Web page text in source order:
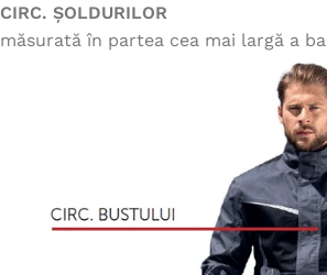
CIRC. ȘOLDURILOR
măsurată în partea cea mai largă a